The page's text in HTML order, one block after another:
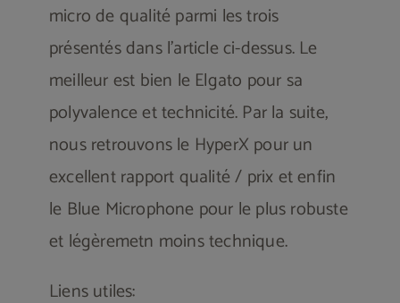
micro de qualité parmi les trois
présentés dans l’article ci-dessus. Le
meilleur est bien le Elgato pour sa
polyvalence et technicité. Par la suite,
nous retrouvons le HyperX pour un
excellent rapport qualité / prix et enfin
le Blue Microphone pour le plus robuste
et légèremetn moins technique.
Liens utiles: